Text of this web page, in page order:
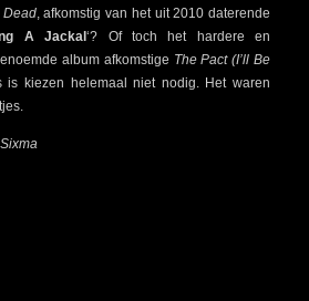
Dead, afkomstig van het uit 2010 daterende
A Jackal‘? Of toch het hardere en
album afkomstige The Pact (I’ll Be
is kiezen helemaal niet nodig. Het waren